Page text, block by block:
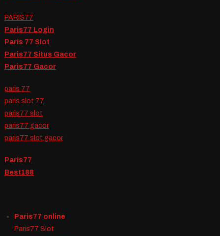
PARIS77
Paris77 Login
Paris 77 Slot
Paris77 Situs Gacor
Paris77 Gacor
paris 77
paris slot 77
paris77 slot
paris77 gacor
paris77 slot gacor
Paris77
Best188
Paris77 online
Paris77 Slot